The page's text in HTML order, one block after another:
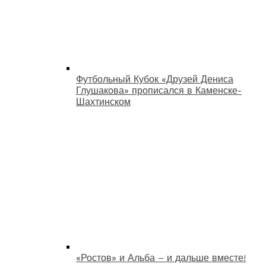
Футбольный Кубок «Друзей Дениса
Глушакова» прописался в Каменске-
Шахтинском
«Ростов» и Альба – и дальше вместе!